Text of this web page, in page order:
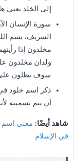
إلى الخلد
الشريف، بسم
مخلدون إذا
ولدان مخلدون
سوف يظلون على
ذكر اسم خلود في
أن يتم تسميته
شاهد أيضًا: معنى اسم
في الإسلام